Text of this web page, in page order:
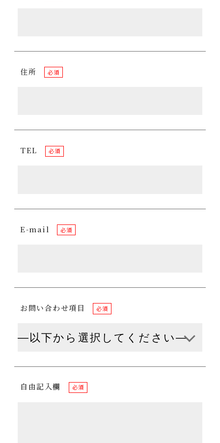
住所 必須
TEL 必須
E-mail 必須
お問い合わせ項目 必須
自由記入欄 必須